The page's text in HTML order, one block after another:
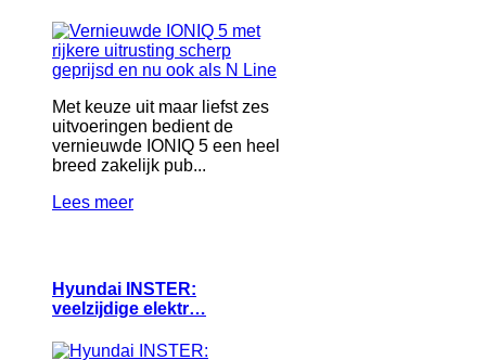
Met keuze uit maar liefst zes
uitvoeringen bedient de
vernieuwde IONIQ 5 een heel
breed zakelijk pub...
Lees meer
Hyundai INSTER:
veelzijdige elektr…